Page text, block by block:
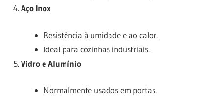
Aço Inox
Resistência à umidade e ao calor.
Ideal para cozinhas industriais.
Vidro e Alumínio
Normalmente usados em portas.